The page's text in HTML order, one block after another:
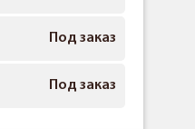
Под заказ
Под заказ